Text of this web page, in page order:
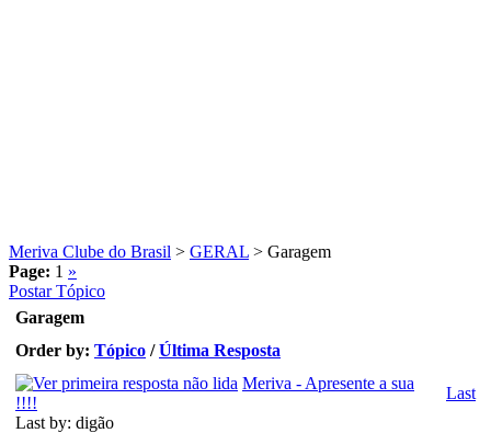
Meriva Clube do Brasil > GERAL > Garagem
Page: 1 »
Postar Tópico
Garagem
Order by: Tópico /Última Resposta
Meriva - Apresente a sua
!!!!
Last by: digão
Last